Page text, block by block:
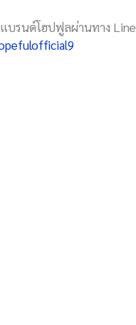
นด์โฮปฟูลผ่านทาง Line